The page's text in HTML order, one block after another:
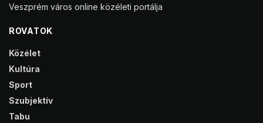
Veszprém város online közéleti portálja
ROVATOK
Közélet
Kultúra
Sport
Szubjektív
Tabu